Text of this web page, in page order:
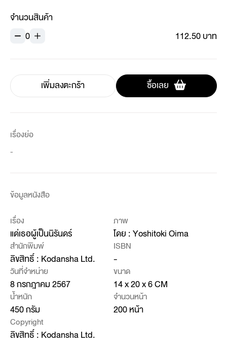
จำนวนสินค้า
0
112.50 บาท
เพิ่มลงตะกร้า ซื้อเลย
เรื่องย่อ
-
ข้อมูลหนังสือ
เรื่อง
แด่เธอผู้เป็นนิรันดร์
ภาพ
โดย : Yoshitoki Oima
สำนักพิมพ์
ลิขสิทธิ์ : Kodansha Ltd.
ISBN
-
วันที่จำหน่าย
8 กรกฎาคม 2567
ขนาด
14 x 20 x 6 CM
น้ำหนัก
450 กรัม
จำนวนหน้า
200 หน้า
Copyright
ลิขสิทธิ์ : Kodansha Ltd.